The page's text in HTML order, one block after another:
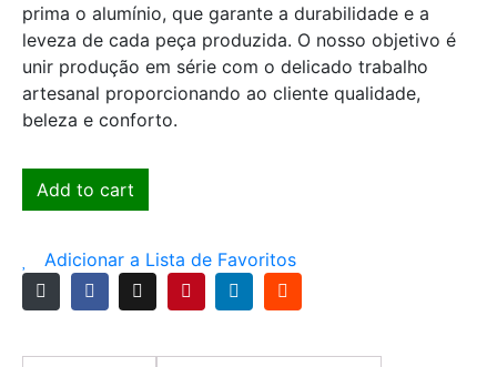
prima o alumínio, que garante a durabilidade e a
leveza de cada peça produzida. O nosso objetivo é
unir produção em série com o delicado trabalho
artesanal proporcionando ao cliente qualidade,
beleza e conforto.
Add to cart
Adicionar a Lista de Favoritos